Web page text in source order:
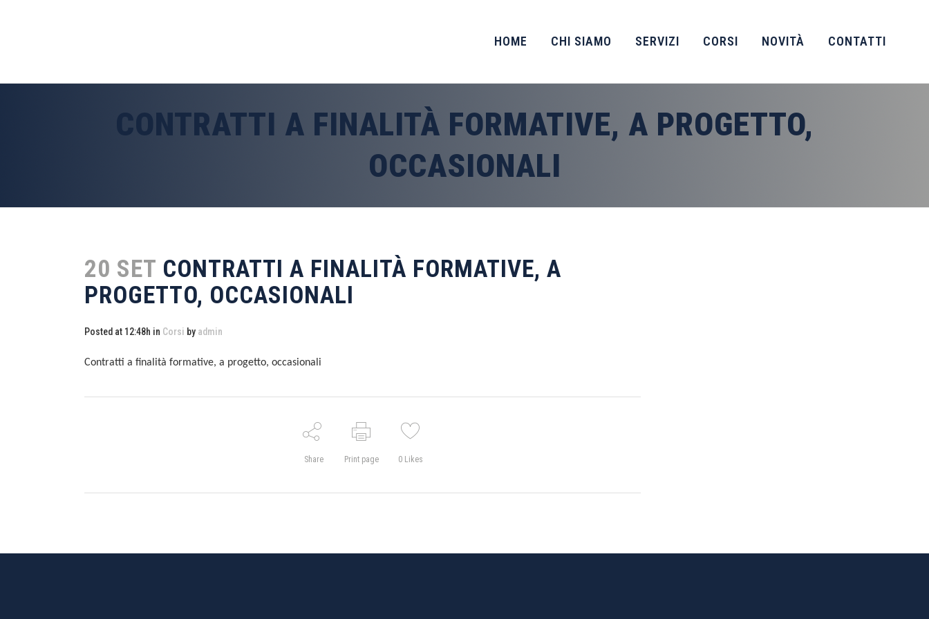
HOME CHI SIAMO SERVIZI CORSI NOVITÀ CONTATTI
CONTRATTI A FINALITÀ FORMATIVE, A PROGETTO,
OCCASIONALI
20 SET CONTRATTI A FINALITÀ FORMATIVE, A
PROGETTO, OCCASIONALI
Posted at 12:48h in Corsi by admin
Contratti a finalità formative, a progetto, occasionali
Share Print page 0Likes